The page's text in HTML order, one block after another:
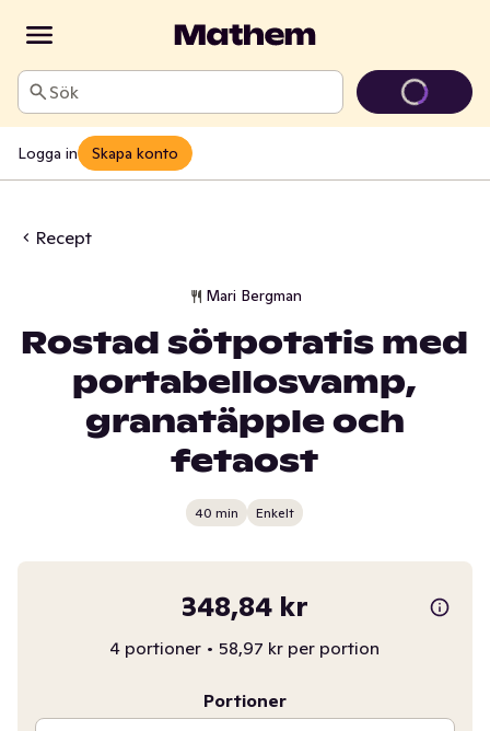
Sök
Logga in Skapa konto
Recept
Mari Bergman
Rostad sötpotatis med
portabellosvamp,
granatäpple och
fetaost
40 min Enkelt
348,84 kr
4 portioner • 58,97 kr per portion
Portioner